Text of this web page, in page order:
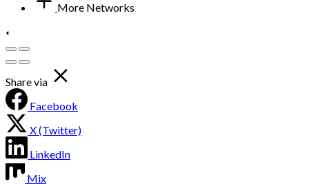
More Networks
Share via
Facebook
X (Twitter)
LinkedIn
Mix